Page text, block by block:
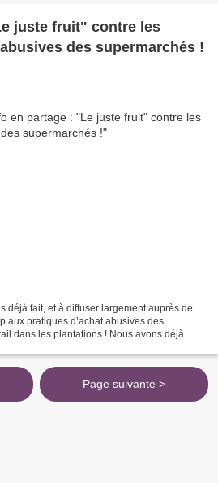
juste fruit" contre les
des supermarchés !
déjà fait, et à diffuser largement auprès de
aux pratiques d’achat abusives des
dans les plantations ! Nous avons déjà
Page suivante >